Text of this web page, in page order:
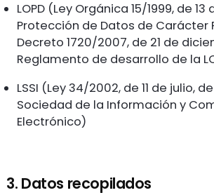
LOPD (Ley Orgánica 15/1999, de
Protección de Datos de Carácter
Decreto 1720/2007, de 21 de
Reglamento de desarrollo de la
LSSI (Ley 34/2002, de 11 de julio,
Sociedad de la Información y
Electrónico)
3. Datos recopilados